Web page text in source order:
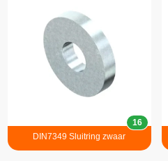
DIN7349 Sluitring zwaar
16